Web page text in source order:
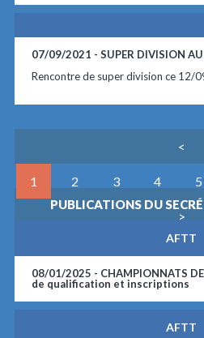
07/09/2021 - SUPER DIVISION
Rencontre de super division ce 12/
<
1 2 3 4 5
>
PUBLICATIONS DU
AFTT
08/01/2025 - CHAMPIONNATS
de qualification et inscriptions
AFTT